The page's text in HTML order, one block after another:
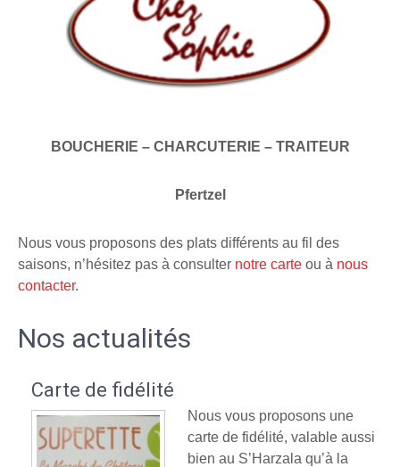
BOUCHERIE – CHARCUTERIE – TRAITEUR
Pfertzel
Nous vous proposons des plats différents au fil des
saisons, n’hésitez pas à consulter notre carte ou à nous
contacter.
Nos actualités
Carte de fidélité
Nous vous proposons une
carte de fidélité, valable aussi
bien au S’Harzala qu’à la